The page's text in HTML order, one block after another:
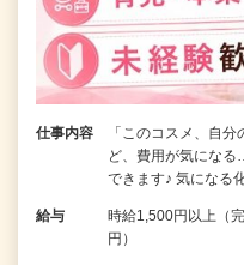
仕事内容
「このコスメ、自
ど、費用が気にな
できます♪ 気になる
給与
時給1,500円以上（
円）